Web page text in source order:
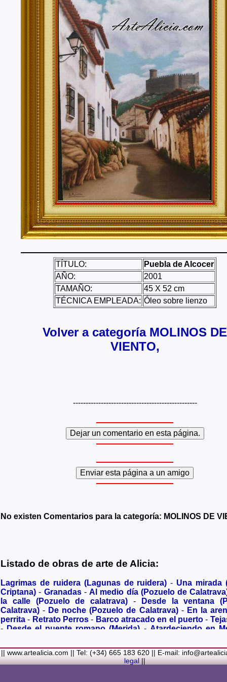
Valencia, Valladolid, Vizcaya, Zamora, Zaragoza.
También realizo envíos de mis cuadros o pinturas
lugares del mundo como pueden ser Estados Unidos,
Alemania, Gran Bretaña, Francia, Argentina, Italia...
TÍTULO:
Puebla de Alcocer
AÑO:
2001
TAMAÑO:
45 X 52 cm
TÉCNICA EMPLEADA: Óleo sobre lienzo
Volver a categoría MOLINOS DE
VIENTO,
-------------------------------------------------
No existen Comentarios para la categoría: MOLINOS DE
Listado de obras de arte de Alicia:
Lagrimas de ruidera (Lagunas de ruidera) - Una mirada
Criptana) - Granadas-Al medio día (Pozuelo de
la calle (Pozuelo de calatrava) -
Desde la ventana
Calatrava) - De noche (Pozuelo de Calatrava)- En la
perrita - Retrato Perros - Barco atracado en el puerto -
- Desde el puente romano (Merida) - Atardeciendo en
(Bolaños de Calatrava)-Membrillos madurando al sol-
costa-A dormir (Cuadro infantil)-En flor-Ramo de
Familiar-La fuente (La Alhambra de Granada)-Acuarela
|| www.artealicia.com || Tel: (+34) 665 183 620 || E-mail:
legal||